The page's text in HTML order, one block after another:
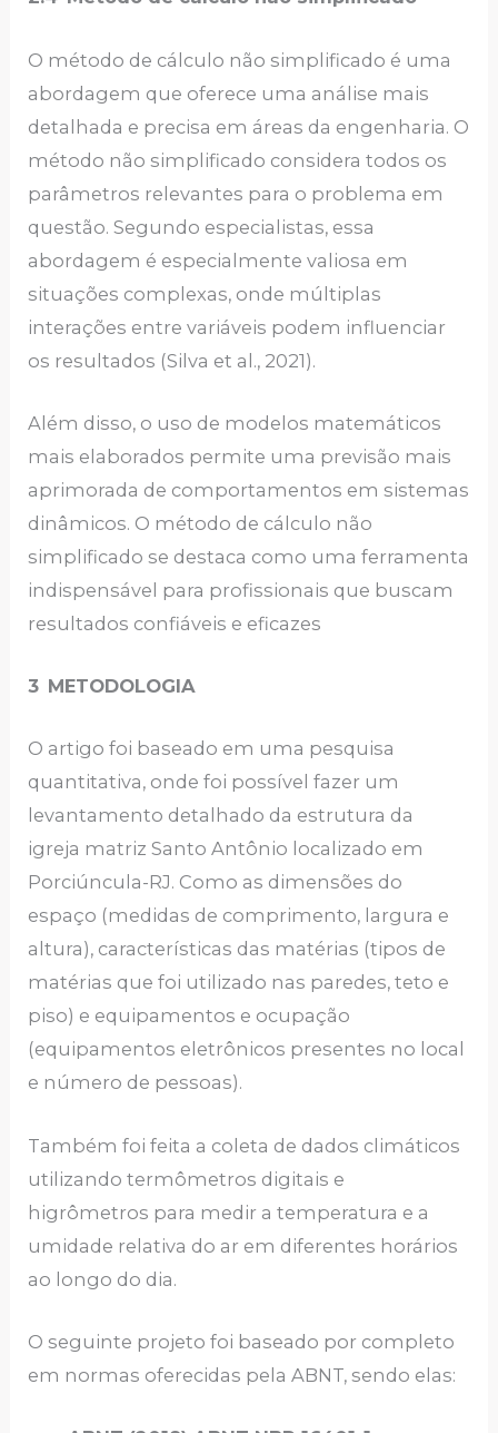
O método de cálculo não simplificado é uma
abordagem que oferece uma análise mais
detalhada e precisa em áreas da engenharia. O
método não simplificado considera todos os
parâmetros relevantes para o problema em
questão. Segundo especialistas, essa
abordagem é especialmente valiosa em
situações complexas, onde múltiplas
interações entre variáveis podem influenciar
os resultados (Silva et al., 2021).
Além disso, o uso de modelos matemáticos
mais elaborados permite uma previsão mais
aprimorada de comportamentos em sistemas
dinâmicos. O método de cálculo não
simplificado se destaca como uma ferramenta
indispensável para profissionais que buscam
resultados confiáveis e eficazes
3 METODOLOGIA
O artigo foi baseado em uma pesquisa
quantitativa, onde foi possível fazer um
levantamento detalhado da estrutura da
igreja matriz Santo Antônio localizado em
Porciúncula-RJ. Como as dimensões do
espaço (medidas de comprimento, largura e
altura), características das matérias (tipos de
matérias que foi utilizado nas paredes, teto e
piso) e equipamentos e ocupação
(equipamentos eletrônicos presentes no local
e número de pessoas).
Também foi feita a coleta de dados climáticos
utilizando termômetros digitais e
higrômetros para medir a temperatura e a
umidade relativa do ar em diferentes horários
ao longo do dia.
O seguinte projeto foi baseado por completo
em normas oferecidas pela ABNT, sendo elas: